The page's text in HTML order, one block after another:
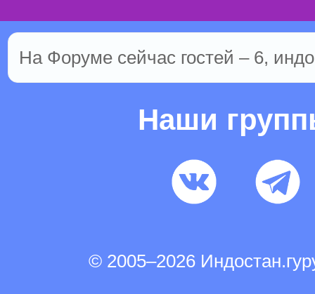
На Форуме сейчас гостей – 6,
Наши
© 2005–2026